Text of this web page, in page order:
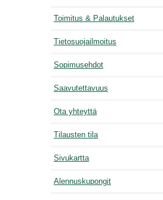
Toimitus & Palautukset
Tietosuojailmoitus
Sopimusehdot
Saavutettavuus
Ota yhteyttä
Tilausten tila
Sivukartta
Alennuskupongit